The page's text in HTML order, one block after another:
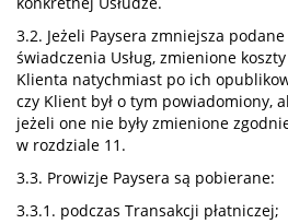
3.2. Jeżeli Paysera zmniejsza
świadczenia Usług, zmienione
Klienta natychmiast po ich
czy Klient był o tym powiadomiony,
jeżeli one nie były zmienione
w rozdziale 11.
3.3. Prowizje Paysera są pobierane:
3.3.1. podczas Transakcji płatniczej;